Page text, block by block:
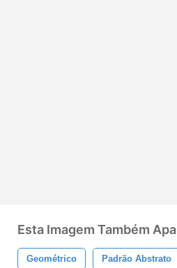
Esta Imagem Também
Geométrico Padrão Abstrato